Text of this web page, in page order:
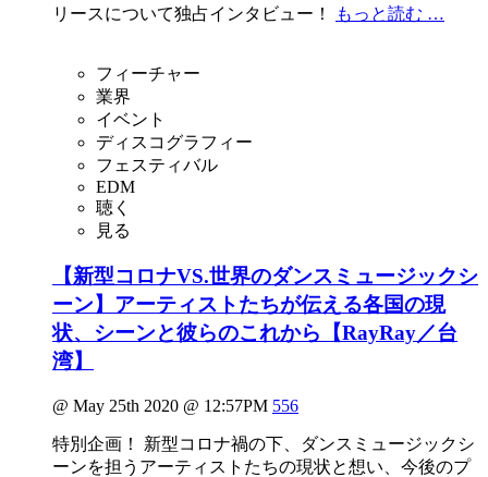
リースについて独占インタビュー！ もっと読む …
フィーチャー
業界
イベント
ディスコグラフィー
フェスティバル
EDM
聴く
見る
【新型コロナVS.世界のダンスミュージックシ
ーン】アーティストたちが伝える各国の現
状、シーンと彼らのこれから【RayRay／台
湾】
@ May 25th 2020 @ 12:57PM 556
特別企画！ 新型コロナ禍の下、ダンスミュージックシ
ーンを担うアーティストたちの現状と想い、今後のプ